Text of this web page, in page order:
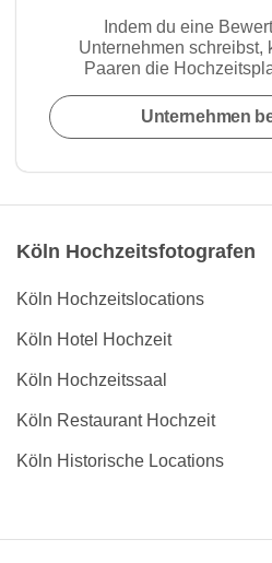
Indem du eine
Unternehmen schreibst,
Paaren die
Unternehmen
Köln Hochzeitsfotografen
Köln Hochzeitslocations
Köln Hotel Hochzeit
Köln Hochzeitssaal
Köln Restaurant Hochzeit
Köln Historische Locations